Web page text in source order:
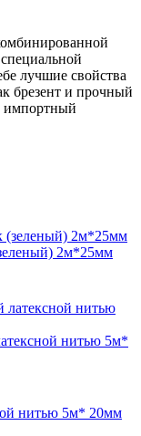
лучшие свойства
брезент и прочный
импортный
2м*25мм
нитью 5м*